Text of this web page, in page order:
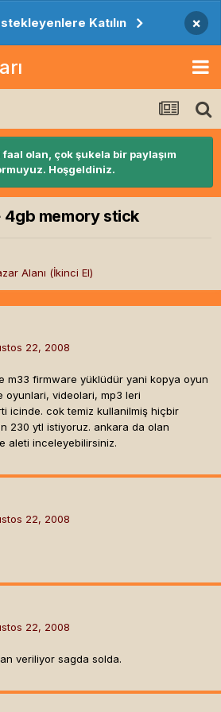
Katılın ×
olan, çok şukela bir paylaşım
Hoşgeldiniz.
4gb memory stick
Alanı (İkinci El)
22, 2008
m33 firmware yüklüdür yani kopya oyun
oyunlari, videolari, mp3 leri
icinde. cok temiz kullanilmiş hiçbir
230 ytl istiyoruz. ankara da olan
aleti inceleyebilirsiniz.
22, 2008
22, 2008
veriliyor sagda solda.